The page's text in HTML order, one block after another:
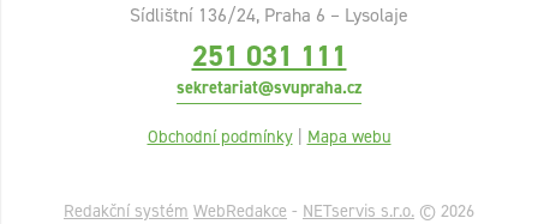
Sídlištní 136/24, Praha 6 – Lysolaje
251 031 111
sekretariat@svupraha.cz
Obchodní podmínky | Mapa webu
Redakční systém WebRedakce - NETservis s.r.o. © 2026